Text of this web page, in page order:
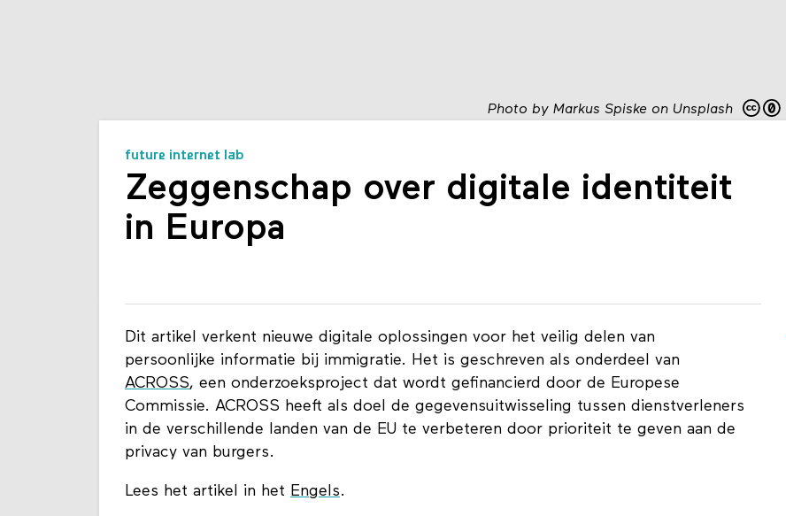
Photo by Markus Spiske on Unsplash
future internet lab
Zeggenschap over digitale identiteit
in Europa
Dit artikel verkent nieuwe digitale oplossingen voor het veilig delen van
persoonlijke informatie bij immigratie. Het is geschreven als onderdeel van
ACROSS, een onderzoeksproject dat wordt gefinancierd door de Europese
Commissie. ACROSS heeft als doel de gegevensuitwisseling tussen dienstverleners
in de verschillende landen van de EU te verbeteren door prioriteit te geven aan de
privacy van burgers.
Lees het artikel in het Engels.